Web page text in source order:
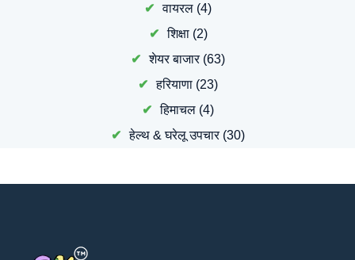
वायरल (4)
शिक्षा(2)
शेयर बाजार(63)
हरियाणा (23)
हिमाचल (4)
हेल्थ & घरेलू उपचार(30)